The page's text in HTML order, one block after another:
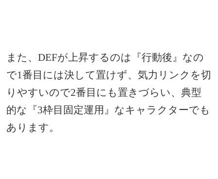
また、DEFが上昇するのは『行動後』なの
で1番目には決して置けず、気力リンクを切
りやすいので2番目にも置きづらい、典型
的な 『3枠目固定運用』なキャラクターでも
あります。